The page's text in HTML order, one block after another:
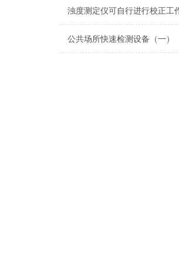
浊度测定仪可自行进行校正工
公共场所快速检测设备（一）